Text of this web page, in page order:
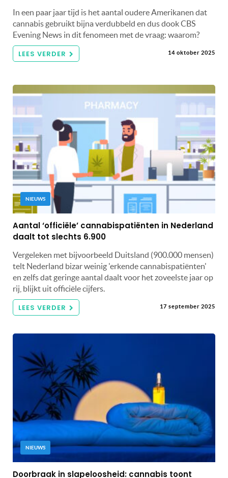
In een paar jaar tijd is het aantal oudere Amerikanen dat
cannabis gebruikt bijna verdubbeld en dus dook CBS
Evening News in dit fenomeen met de vraag: waarom?
LEES VERDER 14 oktober 2025
NIEUWS
Aantal ‘officiële’ cannabispatiënten in Nederland
daalt tot slechts 6.900
Vergeleken met bijvoorbeeld Duitsland (900.000 mensen)
telt Nederland bizar weinig 'erkende cannabispatiënten'
en zelfs dat geringe aantal daalt voor het zoveelste jaar op
rij, blijkt uit officiële cijfers.
LEES VERDER 17 september 2025
NIEUWS
Doorbraak in slapeloosheid: cannabis toont